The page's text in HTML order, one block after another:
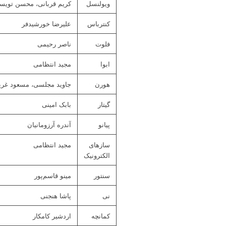
ویولنسل کریم قربانی، محسن
کنترباس علیرضا خورشیدفر
فلوت ناصر رحیمی
ابوا مجید انتظامی
هورن جاوید مجلسی، مسعود
گیتار بابک امینی
پیانو آندره آرزومانیان
سازهای
الکترونیک
مجید انتظامی
سنتور مینو قاسم‌پور
نی پاشا هنجنی
کمانچه اردشیر کامکار